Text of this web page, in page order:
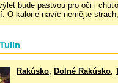
bude pastvou pro oči i
O kalorie navíc nemějte
Rakúsko, Dolné Rakúsko,